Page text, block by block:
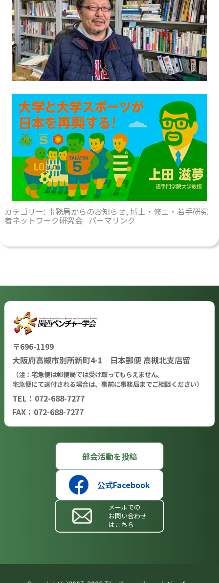
カテゴリー: 事務局からのお知らせ, 博士・修士・若手研究
者ネットワーク研究会 パーマリンク
〒696-1199
大阪府高槻市別所新町4-1 日本郵便 高槻北支店留
（注：宅急便は郵便局では受け取ってもらえません。
宅急便にて送付される場合は、事前に事務局までご相談ください）
TEL：072-688-7277
FAX：072-688-7277
部会活動を投稿
公式Facebook
メールでの
お問い合わせ
はこちら